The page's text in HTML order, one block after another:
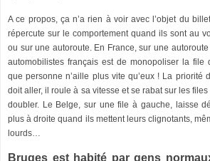
A ce propos, ça n’a rien à voir avec l’objet du
répercute sur le comportement quand ils sont au
ou sur une autoroute. En France, sur une
automobilistes français est de monopoliser la file
que personne n’aille plus vite qu’eux ! La priorité
doit aller, il roule à sa vitesse et se rabat sur les
doubler. Le Belge, sur une file à gauche, laisse
plus à droite quand ils mettent leurs clignotants,
lourds…
Bruges est habité par gens